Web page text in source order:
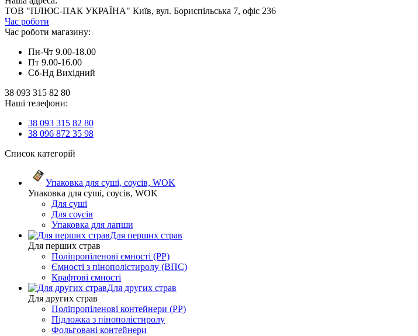
ТОВ "ПЛЮС-ПАК УКРАЇНА" Київ, вул. Бориспільська 7, офіс 236
Час роботи
Час роботи магазину:
Пн-Чт 9.00-18.00
Пт 9.00-16.00
Сб-Нд Вихідний
38 093 315 82 80
Наші телефони:
38 093 315 82 80
38 096 872 35 98
Список категорій
Упаковка для суші, соусів, WOK
Упаковка для суші, соусів, WOK
Для суші
Для соусів
Упаковка для лапши
Для перших страв
Для перших страв
Поліпропіленові ємності (PP)
Ємності з пінополістиролу (ВПС)
Крафтові ємності
Для других страв
Для других страв
Поліпропіленові контейнери (PP)
Підложка з пінополістиролу
Фольговані контейнери